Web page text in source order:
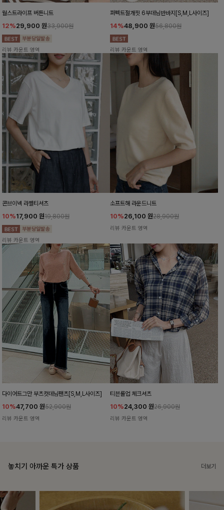
월스트라이프 버튼니트
12%29,900 원33,900원
리뷰 카운트 영역
퍼펙트절개핏 6부데님반바지[S,M,L사이즈]
14%48,900 원56,800원
리뷰 카운트 영역
콘브이넥 라벨티셔츠
10%17,900 원19,800원
리뷰 카운트 영역
소프트해 라운드니트
10%26,100 원28,900원
리뷰 카운트 영역
다이어트그만 부츠컷데님팬츠[S,M,L사이즈]
10%47,700 원52,900원
리뷰 카운트 영역
티븐롤업 체크셔츠
10%24,300 원26,900원
리뷰 카운트 영역
놓치기 아까운 특가 상품 더보기